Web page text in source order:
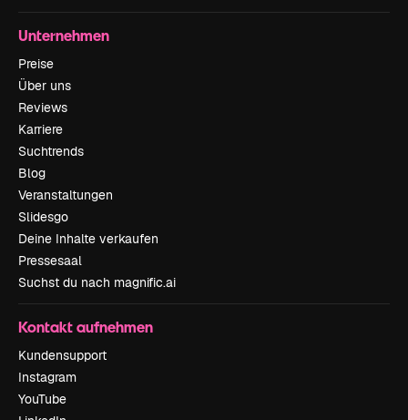
Unternehmen
Preise
Über uns
Reviews
Karriere
Suchtrends
Blog
Veranstaltungen
Slidesgo
Deine Inhalte verkaufen
Pressesaal
Suchst du nach magnific.ai
Kontakt aufnehmen
Kundensupport
Instagram
YouTube